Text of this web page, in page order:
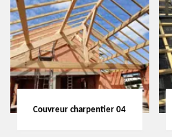
Couvreur charpentier 04